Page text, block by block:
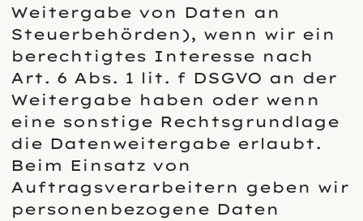
Weitergabe von Daten an
Steuerbehörden), wenn wir ein
berechtigtes Interesse nach
Art. 6 Abs. 1 lit. f DSGVO an der
Weitergabe haben oder wenn
eine sonstige Rechtsgrundlage
die Datenweitergabe erlaubt.
Beim Einsatz von
Auftragsverarbeitern geben wir
personenbezogene Daten